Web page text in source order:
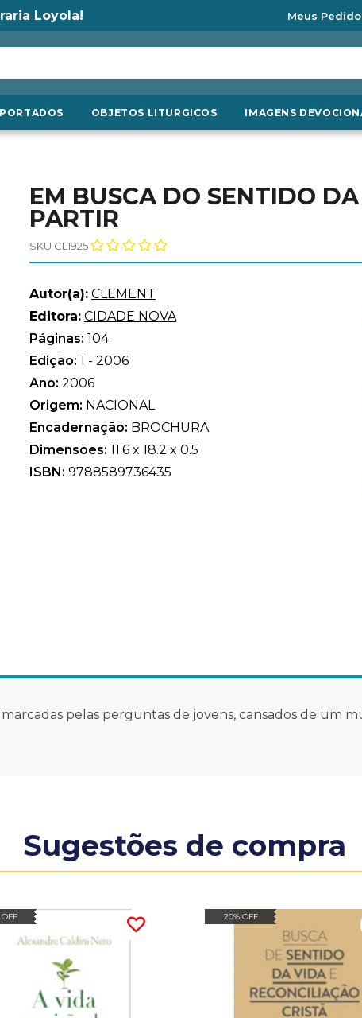
Loyola! Meus
OBJETOS LITURGICOS IMAGENS
EM BUSCA DO SENTIDO
PARTIR
SKU CL1925
Autor(a): CLEMENT
Editora: CIDADE NOVA
Páginas: 104
Edição: 1 - 2006
Ano: 2006
Origem: NACIONAL
Encadernação: BROCHURA
Dimensões: 11.6 x 18.2 x 0.5
ISBN: 9788589736435
pelas perguntas de jovens, cansados de um
Sugestões de compra
20% OFF